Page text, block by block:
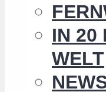
IN 20
WELT